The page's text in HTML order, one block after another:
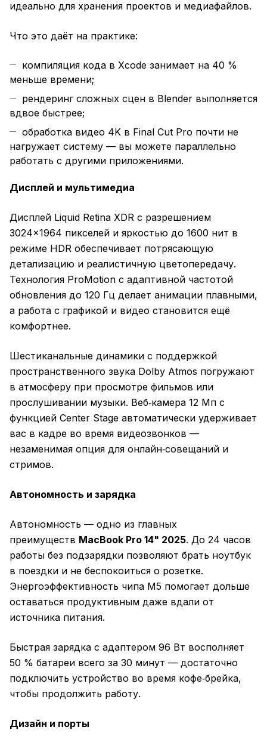
идеально для хранения проектов и медиафайлов.
Что это даёт на практике:
компиляция кода в Xcode занимает на 40 %
меньше времени;
рендеринг сложных сцен в Blender выполняется
вдвое быстрее;
обработка видео 4K в Final Cut Pro почти не
нагружает систему — вы можете параллельно
работать с другими приложениями.
Дисплей и мультимедиа
Дисплей Liquid Retina XDR с разрешением
3024×1964 пикселей и яркостью до 1600 нит в
режиме HDR обеспечивает потрясающую
детализацию и реалистичную цветопередачу.
Технология ProMotion с адаптивной частотой
обновления до 120 Гц делает анимации плавными,
а работа с графикой и видео становится ещё
комфортнее.
Шестиканальные динамики с поддержкой
пространственного звука Dolby Atmos погружают
в атмосферу при просмотре фильмов или
прослушивании музыки. Веб‑камера 12 Мп с
функцией Center Stage автоматически удерживает
вас в кадре во время видеозвонков —
незаменимая опция для онлайн‑совещаний и
стримов.
Автономность и зарядка
Автономность — одно из главных
преимуществ MacBook Pro 14" 2025. До 24 часов
работы без подзарядки позволяют брать ноутбук
в поездки и не беспокоиться о розетке.
Энергоэффективность чипа M5 помогает дольше
оставаться продуктивным даже вдали от
источника питания.
Быстрая зарядка с адаптером 96 Вт восполняет
50 % батареи всего за 30 минут — достаточно
подключить устройство во время кофе‑брейка,
чтобы продолжить работу.
Дизайн и порты